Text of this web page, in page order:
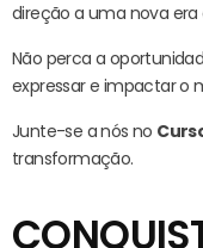
direção a uma nova era
Não perca a
expressar e impactar o
Junte-se a nós no
transformação.